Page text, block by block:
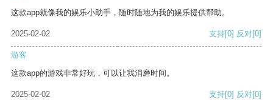
这款app就像我的娱乐小助手，随时随地为我的娱乐提供帮助。
2025-02-02 支持[0] 反对[0]
游客
这款app的游戏非常好玩，可以让我消磨时间。
2025-02-02 支持[0] 反对[0]